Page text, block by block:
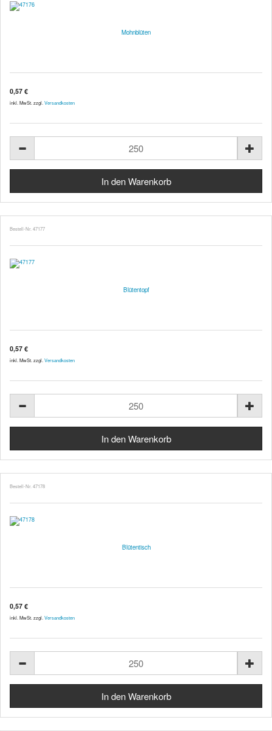
Mohnblüten
0,57 €
inkl. MwSt. zzgl. Versandkosten
Bestell-Nr. 47177
Blütentopf
0,57 €
inkl. MwSt. zzgl. Versandkosten
Bestell-Nr. 47178
Blütentisch
0,57 €
inkl. MwSt. zzgl. Versandkosten